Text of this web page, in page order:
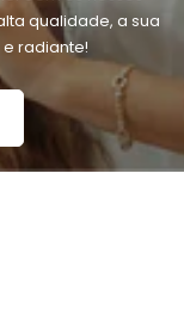
qualidade, a sua
radiante!